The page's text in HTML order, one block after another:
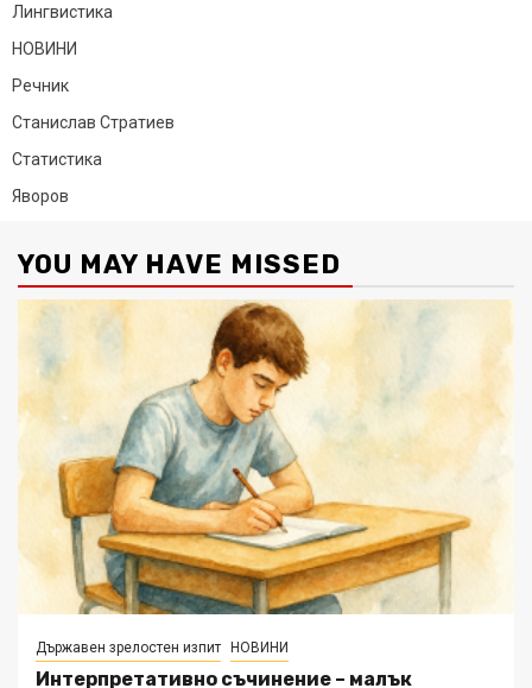
Лингвистика
НОВИНИ
Речник
Станислав Стратиев
Статистика
Яворов
YOU MAY HAVE MISSED
Държавен зрелостен изпит НОВИНИ
Интерпретативно съчинение – малък